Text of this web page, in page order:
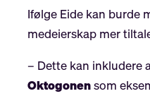
Ifølge Eide kan burde
medeierskap mer
– Dette kan inkludere
Oktogonensom